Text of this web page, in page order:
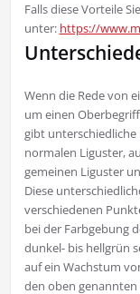
Falls diese Vorteile
unter: https://
Wenn die Rede von
um einen
gibt unterschiedliche
normalen Liguster,
gemeinen Liguster
Diese
verschiedenen
bei der Farbgebung
dunkel- bis hellgrün
auf ein Wachstum
den oben